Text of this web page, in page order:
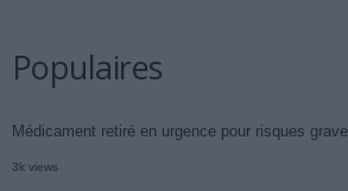
Populaires
Médicament retiré en urgence pour risques
3k views